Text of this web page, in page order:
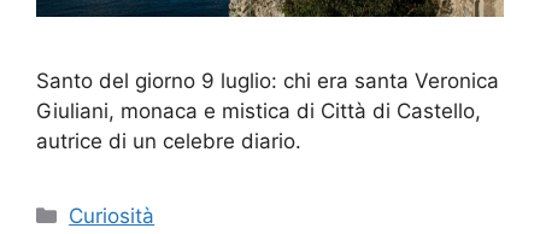
Santo del giorno 9 luglio: chi era santa Veronica
Giuliani, monaca e mistica di Città di Castello,
autrice di un celebre diario.
Categorie
Curiosità